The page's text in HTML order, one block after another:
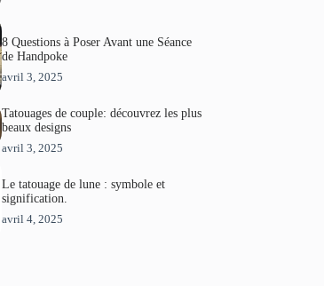
8 Questions à Poser Avant une Séance
de Handpoke
avril 3, 2025
Tatouages de couple: découvrez les plus
beaux designs
avril 3, 2025
Le tatouage de lune : symbole et
signification.
avril 4, 2025